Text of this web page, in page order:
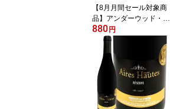
【8月月間セール対象商
品】アンダーウッド・オ
レゴン・ロゼ(250ml缶入
り) アメリカ ロゼワイン
250ml Underwood Oreg
on 缶ワイン アルミ缶 ミ
ニ 一人飲み 旅行用 ピノ
グリ ミュスカ ピノ・ノ
ワール リースリング シ
ャルドネ 辛口 果実味 ミ
880 円